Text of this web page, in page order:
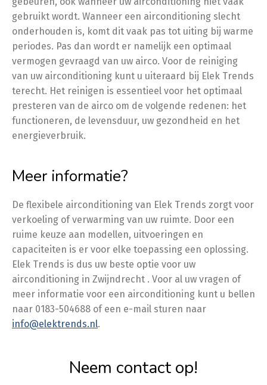
gebruikt wordt. Wanneer een airconditioning slecht
onderhouden is, komt dit vaak pas tot uiting bij warme
periodes. Pas dan wordt er namelijk een optimaal
vermogen gevraagd van uw airco. Voor de reiniging
van uw airconditioning kunt u uiteraard bij Elek Trends
terecht. Het reinigen is essentieel voor het optimaal
presteren van de airco om de volgende redenen: het
functioneren, de levensduur, uw gezondheid en het
energieverbruik.
Meer informatie?
De flexibele airconditioning van Elek Trends zorgt voor
verkoeling of verwarming van uw ruimte. Door een
ruime keuze aan modellen, uitvoeringen en
capaciteiten is er voor elke toepassing een oplossing.
Elek Trends is dus uw beste optie voor uw
airconditioning in Zwijndrecht . Voor al uw vragen of
meer informatie voor een airconditioning kunt u bellen
naar 0183-504688 of een e-mail sturen naar
info@elektrends.nl.
Neem contact op!